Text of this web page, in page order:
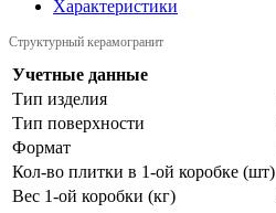
Характеристики
Структурный керамогранит
Учетные данные
Тип изделия
Тип поверхности
Формат
Кол-во плитки в 1-ой коробке (шт)
Вес 1-ой коробки (кг)